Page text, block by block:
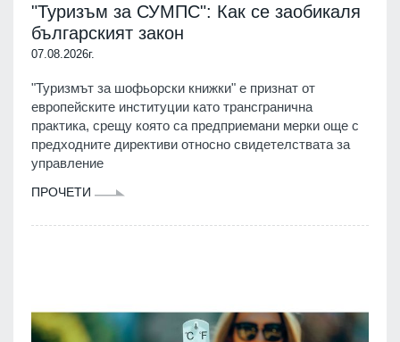
"Туризъм за СУМПС": Как се заобикаля
българският закон
07.08.2026г.
"Туризмът за шофьорски книжки" е признат от
европейските институции като трансгранична
практика, срещу която са предприемани мерки още с
предходните директиви относно свидетелствата за
управление
ПРОЧЕТИ